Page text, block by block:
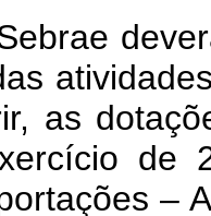
as
de
–